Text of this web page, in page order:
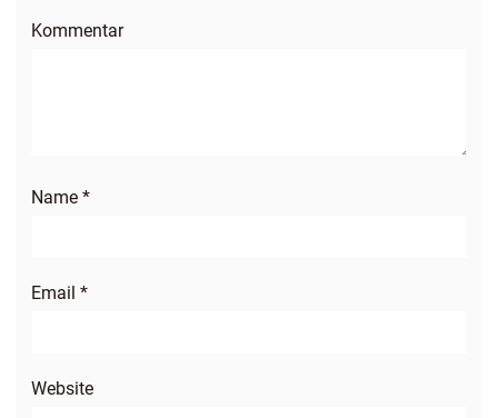
Kommentar
Name *
Email *
Website